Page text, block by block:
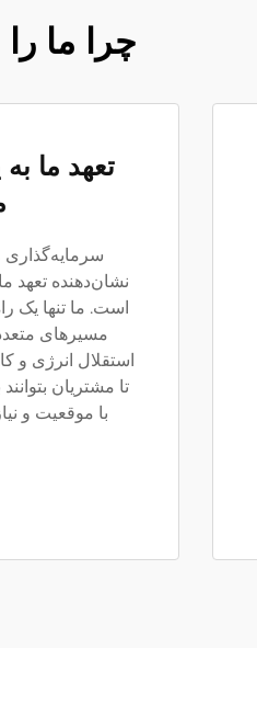
چرا ما
تعهد ما
سرمایه‌گذاری
نشان‌دهنده تعهد
است. ما تنها یک
مسیرهای
استقلال انرژی و
تا مشتریان
با موقعیت و